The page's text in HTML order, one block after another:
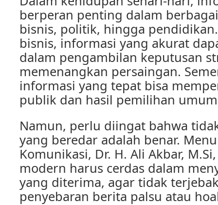
berperan penting dalam
bisnis, politik, hingga
bisnis, informasi yang akurat
dalam pengambilan keputusan
memenangkan persaingan.
informasi yang tepat bisa
publik dan hasil pemilihan
Namun, perlu diingat bahwa
yang beredar adalah benar.
Komunikasi, Dr. H. Ali Akbar,
modern harus cerdas dalam
yang diterima, agar tidak
penyebaran berita palsu atau